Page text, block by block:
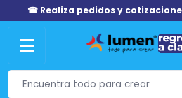
☎ Realiza pedidos y